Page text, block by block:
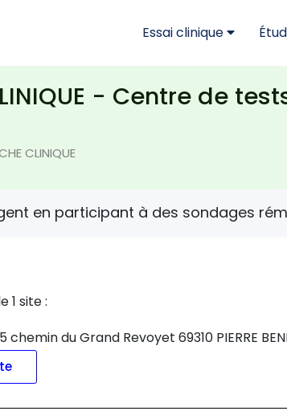
Essai clinique
- Centre de
CLINIQUE
en participant à des sondages
1 site :
chemin du Grand Revoyet 69310 PIERRE